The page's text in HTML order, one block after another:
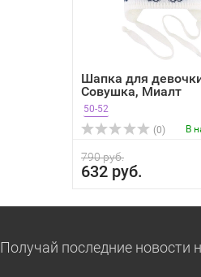
Шапка для
Совушка, Миалт
молочный/к...
50-52
(0)
В
790 руб.
632 руб.
Получай последние новости